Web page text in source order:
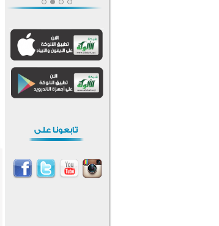
أستراليا يفتتح أبوابه بعد سنوات من
الصيفية للمسلمين في بينزا
وساراتوف وموردوفيا هذا العام
اختتام الدورة التاسعة لمسابقة حفظ
وتلاوة القرآن الكريم في أزناكاييف
تيسليتش تختتم برنامجا تعليميا لتعزيز
القيم وبناء الشخصية للشباب
المسلمين
اختتام منافسات قرآنية متميزة في
مسابقة المعلومات الإسلامية